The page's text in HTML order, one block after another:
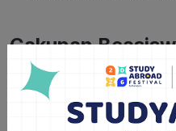
Cakupan
PTDN dan PTPPV
Program IISMA PTDN dan
cukup lengkap untuk